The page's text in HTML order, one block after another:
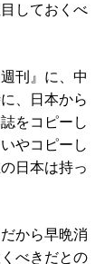
しておくべ
刊』に、中
、日本から
をコピーし
やコピーし
日本は持っ
から早晩消
べきだとの